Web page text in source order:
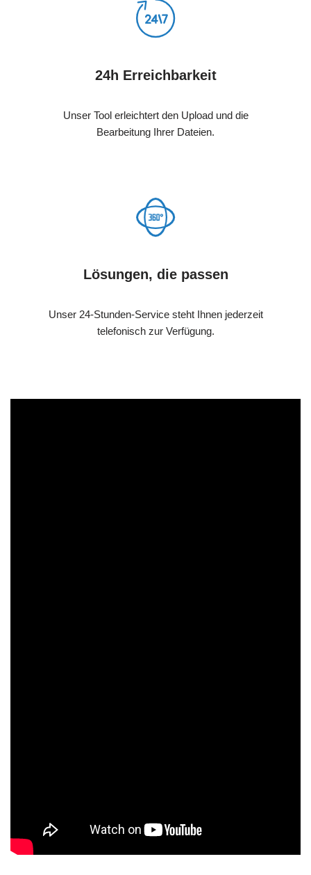
24h Erreichbarkeit
Unser Tool erleichtert den Upload und die
Bearbeitung Ihrer Dateien.
Lösungen, die passen
Unser 24-Stunden-Service steht Ihnen jederzeit
telefonisch zur Verfügung.